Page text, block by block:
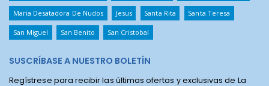
Maria Desatadora De Nudos Jesus Santa Rita Santa Teresa
San Miguel San Benito San Cristobal
SUSCRÍBASE A NUESTRO BOLETÍN
Regístrese para recibir las últimas ofertas y exclusivas de La